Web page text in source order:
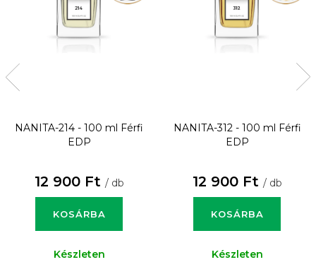
NANITA-214 - 100 ml
Férfi
EDP
12 900 Ft / db
KOSÁRBA
Készleten
NANITA-312 - 100 ml
Férfi
EDP
12 900 Ft / db
KOSÁRBA
Készleten